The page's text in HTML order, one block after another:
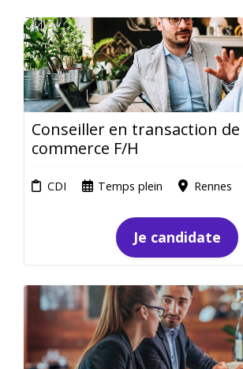
Conseiller en transaction
commerce F/H
CDI Temps plein Rennes
Je candidate